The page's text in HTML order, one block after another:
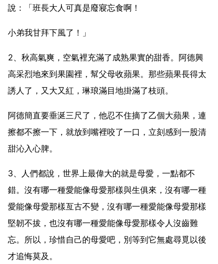
說：「班長大人可真是廢寢忘食啊！
小弟我甘拜下風了！」
2、秋高氣爽，空氣裡充滿了成熟果實的甜香。阿德興
高采烈地來到果園裡，幫父母收蘋果。那些蘋果長得太
誘人了，又大又紅，琳琅滿目地掛滿了枝頭。
阿德簡直要垂涎三尺了，他忍不住摘了乙個大蘋果，連
擦都不擦一下，就放到嘴裡咬了一口，立刻感到一股清
甜沁入心脾。
3、人們都說，世界上最偉大的就是母愛，一點都不
錯。沒有哪一種愛能像母愛那樣與生俱來，沒有哪一種
愛能像母愛那樣亙古不變，沒有哪一種愛能像母愛那樣
堅韌不拔，也沒有哪一種愛能像母愛那樣令人沒齒難
忘。所以，珍惜自己的母愛吧，別等到它無處尋覓以後
才追悔莫及。